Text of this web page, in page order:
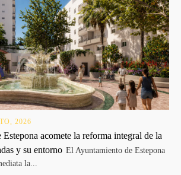
2026
acomete la reforma integral de la
y su entorno El Ayuntamiento de Estepona
la...